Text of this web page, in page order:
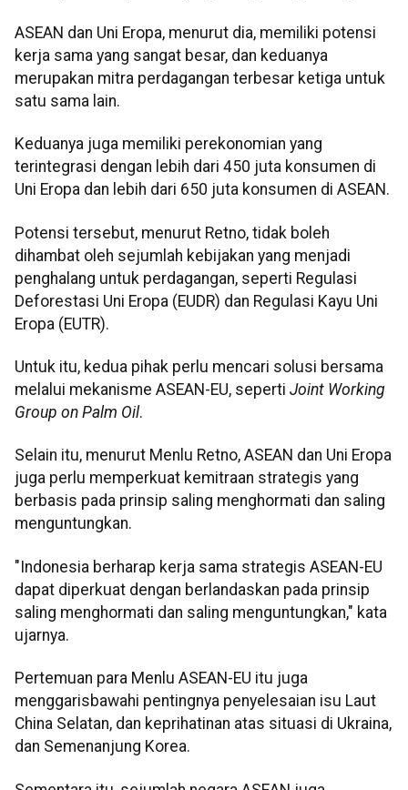
ASEAN dan Uni Eropa, menurut dia, memiliki potensi
kerja sama yang sangat besar, dan keduanya
merupakan mitra perdagangan terbesar ketiga untuk
satu sama lain.
Keduanya juga memiliki perekonomian yang
terintegrasi dengan lebih dari 450 juta konsumen di
Uni Eropa dan lebih dari 650 juta konsumen di ASEAN.
Potensi tersebut, menurut Retno, tidak boleh
dihambat oleh sejumlah kebijakan yang menjadi
penghalang untuk perdagangan, seperti Regulasi
Deforestasi Uni Eropa (EUDR) dan Regulasi Kayu Uni
Eropa (EUTR).
Untuk itu, kedua pihak perlu mencari solusi bersama
melalui mekanisme ASEAN-EU, seperti Joint Working
Group on Palm Oil.
Selain itu, menurut Menlu Retno, ASEAN dan Uni Eropa
juga perlu memperkuat kemitraan strategis yang
berbasis pada prinsip saling menghormati dan saling
menguntungkan.
"Indonesia berharap kerja sama strategis ASEAN-EU
dapat diperkuat dengan berlandaskan pada prinsip
saling menghormati dan saling menguntungkan," kata
ujarnya.
Pertemuan para Menlu ASEAN-EU itu juga
menggarisbawahi pentingnya penyelesaian isu Laut
China Selatan, dan keprihatinan atas situasi di Ukraina,
dan Semenanjung Korea.